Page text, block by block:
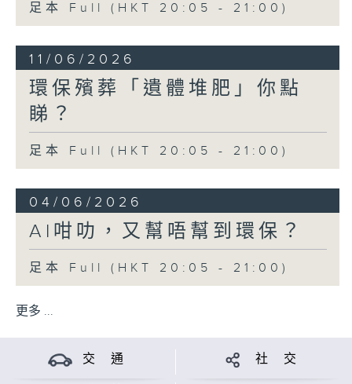
足本 Full (HKT 20:05 - 21:00)
11/06/2026
環保殯葬「遺體堆肥」你點
睇？
足本 Full (HKT 20:05 - 21:00)
04/06/2026
AI咁叻，又幫唔幫到環保？
足本 Full (HKT 20:05 - 21:00)
更多 ...
交 通 社 交